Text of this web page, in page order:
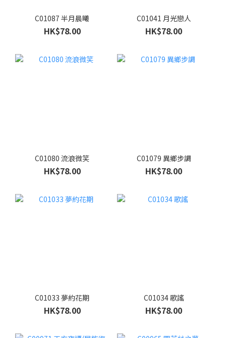
C01087 半月晨曦
HK$78.00
C01041 月光戀人
HK$78.00
C01080 流浪微笑
HK$78.00
C01079 異鄉步調
HK$78.00
C01033 夢約花期
HK$78.00
C01034 歌謠
HK$78.00